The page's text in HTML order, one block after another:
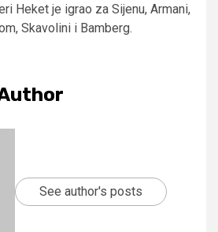
Heket je igrao za Sijenu, Armani,
Skavolini i Bamberg.
See author's posts